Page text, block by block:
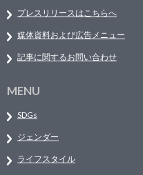
プレスリリースはこちらへ
媒体資料および広告メニュー
記事に関するお問い合わせ
MENU
SDGs
ジェンダー
ライフスタイル